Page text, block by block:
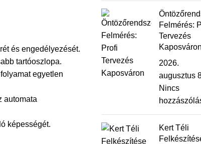
és engedélyezését.
tartóoszlopa.
egyetlen
automata
képességét.
Felmérés:
Tervezés
2026.
augusztus
Nincs
Kert Téli